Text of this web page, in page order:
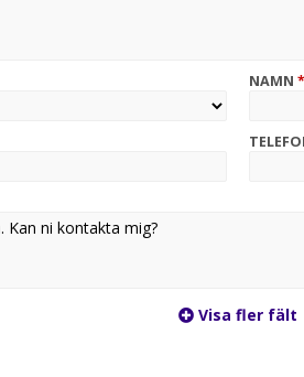
NAMN *
Visa fler fält